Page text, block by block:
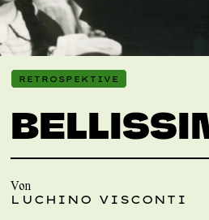
RETROSPEKTIVE
Von
LUCHINO VISCONTI